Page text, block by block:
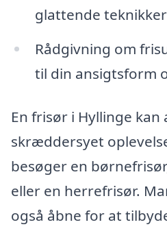
glattende teknikker
Rådgivning om
til din ansigtsform
En frisør i Hyllinge kan
skræddersyet
besøger en
eller en herrefrisør.
også åbne for at